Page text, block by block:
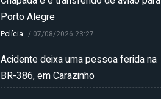
Porto Alegre
Polícia / 07/08/2026 23:27
Acidente deixa uma pessoa ferida na
BR-386, em Carazinho